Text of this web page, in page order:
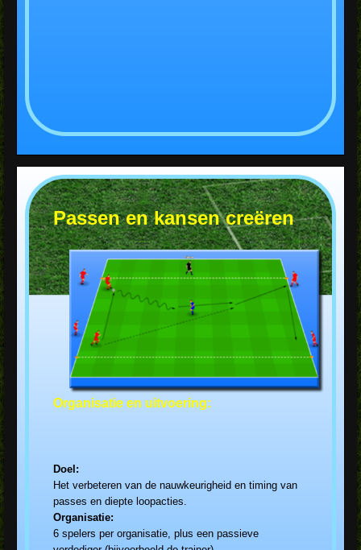
Passen en kansen creëren
Organisatie en uitvoering:
Doel:
Het verbeteren van de nauwkeurigheid en timing van
passes en diepte loopacties.
Organisatie:
6 spelers per organisatie, plus een passieve